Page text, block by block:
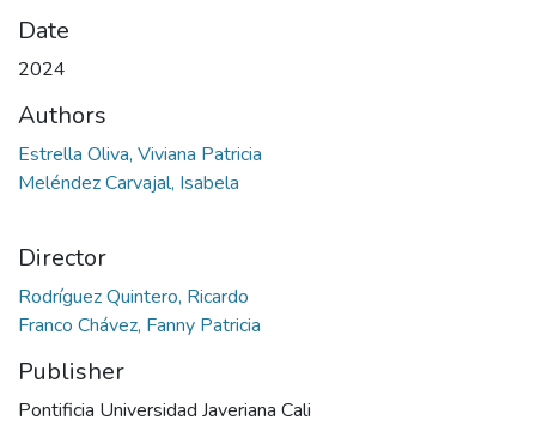
Date
2024
Authors
Estrella Oliva, Viviana Patricia
Meléndez Carvajal, Isabela
Director
Rodríguez Quintero, Ricardo
Franco Chávez, Fanny Patricia
Publisher
Pontificia Universidad Javeriana Cali